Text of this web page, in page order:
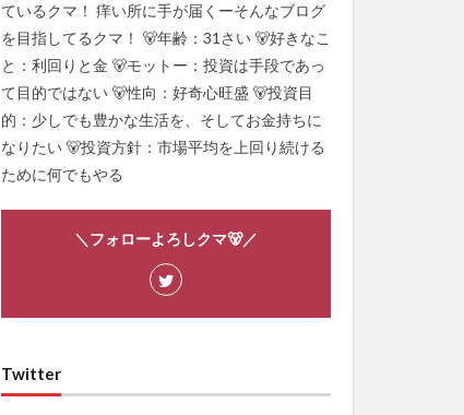
ているクマ！ 痒い所に手が届くーそんなブログ
を目指してるクマ！ 🐻年齢：31さい 🐻好きなこ
と：利回りと金 🐻モットー：投資は手段であっ
て目的ではない 🐻性向：好奇心旺盛 🐻投資目
的：少しでも豊かな生活を、そしてお金持ちに
なりたい 🐻投資方針：市場平均を上回り続ける
ために何でもやる
＼フォローよろしクマ🐻／
Twitter